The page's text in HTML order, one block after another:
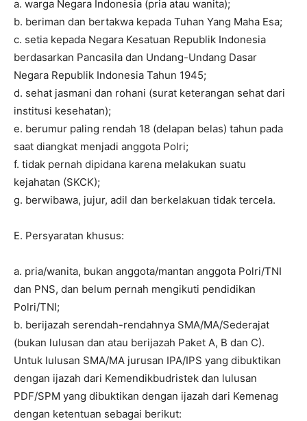
a. warga Negara Indonesia (pria atau wanita);
b. beriman dan bertakwa kepada Tuhan Yang Maha Esa;
c. setia kepada Negara Kesatuan Republik Indonesia
berdasarkan Pancasila dan Undang-Undang Dasar
Negara Republik Indonesia Tahun 1945;
d. sehat jasmani dan rohani (surat keterangan sehat dari
institusi kesehatan);
e. berumur paling rendah 18 (delapan belas) tahun pada
saat diangkat menjadi anggota Polri;
f. tidak pernah dipidana karena melakukan suatu
kejahatan (SKCK);
g. berwibawa, jujur, adil dan berkelakuan tidak tercela.
E. Persyaratan khusus:
a. pria/wanita, bukan anggota/mantan anggota Polri/TNI
dan PNS, dan belum pernah mengikuti pendidikan
Polri/TNI;
b. berijazah serendah-rendahnya SMA/MA/Sederajat
(bukan lulusan dan atau berijazah Paket A, B dan C).
Untuk lulusan SMA/MA jurusan IPA/IPS yang dibuktikan
dengan ijazah dari Kemendikbudristek dan lulusan
PDF/SPM yang dibuktikan dengan ijazah dari Kemenag
dengan ketentuan sebagai berikut: